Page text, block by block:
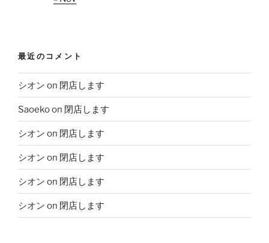
最近のコメント
シオン on 閉店します
Saoekoon 閉店します
シオン on 閉店します
シオン on 閉店します
シオン on 閉店します
シオン on 閉店します